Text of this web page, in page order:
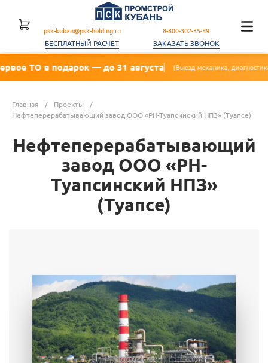
в подарок — до 31 августа (Выезд механика, диагностика, замена
psk-kuban@psk-holding.ru
БЕСПЛАТНЫЙ РАСЧЕТ
8-800-302-35-59
ЗАКАЗАТЬ ЗВОНОК
Главная / Проекты
/
Нефтеперерабатывающий завод ООО «РН-Туапсинский НПЗ» (Туапсе)
Нефтеперерабатывающий
завод ООО «РН-
Туапсинский НПЗ»
(Туапсе)